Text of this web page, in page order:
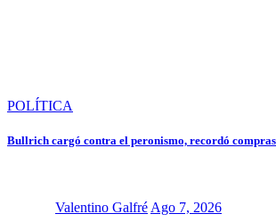
POLÍTICA
Bullrich cargó contra el peronismo, recordó
Valentino GalfréAgo 7, 2026